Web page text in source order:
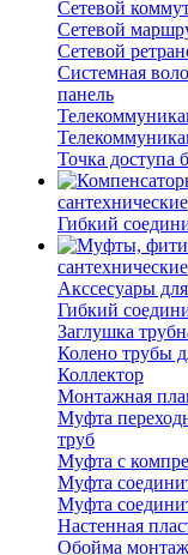
Сетевой
Сетевой
Сетевой
Системная
панель
Точка доступа
сантехнические
Гибкий
сантехнические
Акссесуары
Гибкий
Заглушка
Колено трубы
Коллектор
Монтажная
Муфта
труб
Муфта с
Муфта
Муфта
Настенная
Обойма